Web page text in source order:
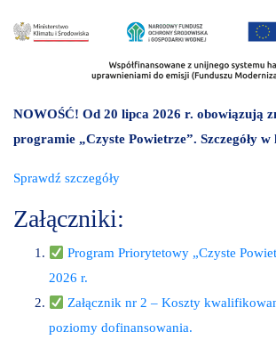
NOWOŚĆ! Od 20 lipca 2026 r. obowiązują
programie „Czyste Powietrze”. Szczegóły
Sprawdź szczegóły
Załączniki:
Program Priorytetowy „Czyste
2026 r.
Załącznik nr 2 – Koszty
poziomy dofinansowania.